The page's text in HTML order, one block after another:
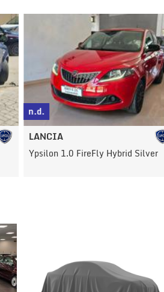
n.d.
LANCIA
Ypsilon 1.0 FireFly Hybrid Silver